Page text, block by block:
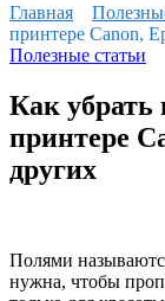
Главная
принтере Canon,
Полезные статьи
Как убрать
принтере
других
Полями
нужна, чтобы